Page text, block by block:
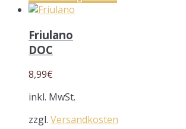
Friulano
DOC
8,99€
inkl. MwSt.
zzgl. Versandkosten